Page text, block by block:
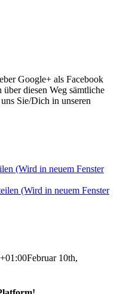
Google+ als Facebook
diesen Weg sämtliche
Sie/Dich in unseren
(Wird in neuem Fenster
(Wird in neuem Fenster
Februar 10th,